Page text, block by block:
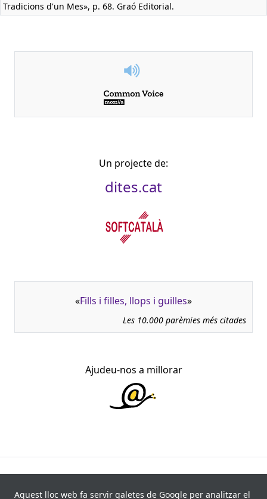
Tradicions d'un Mes», p. 68. Graó Editorial.
Un projecte de:
dites.cat
«Fills i filles, llops i guilles»
Les 10.000 parèmies més citades
Ajudeu-nos a millorar
recollides de 840 fonts i 8.113 informants. Última
Aquest lloc web fa servir galetes de Google per analitzar el